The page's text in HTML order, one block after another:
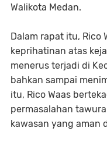
Walikota Medan.
Dalam rapat itu, Rico
keprihatinan atas
menerus terjadi di
bahkan sampai
itu, Rico Waas
permasalahan
kawasan yang aman